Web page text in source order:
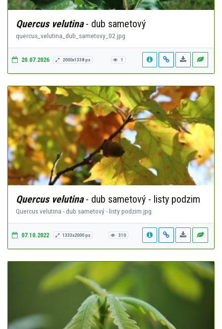
Quercus velutina- dub sametový
quercus_velutina_dub_sametovy_02.jpg
20.07.2026 2000x1338 px 1
Quercus velutina- dub sametový - listy podzim
Quercus velutina - dub sametový - listy podzim.jpg
07.10.2022 1333x2000 px 310